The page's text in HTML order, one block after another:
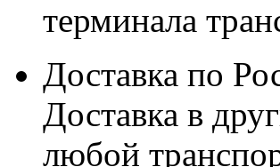
терминала
Доставка по
Доставка в
любой